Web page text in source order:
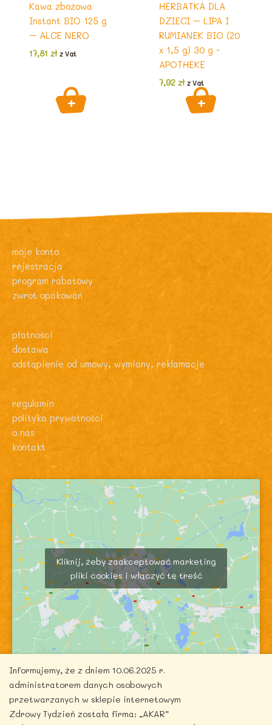
Kawa zbożowa
Instant BIO 125 g
– ALCE NERO
17,81 zł z Vat
HERBATKA DLA
DZIECI – LIPA I
RUMIANEK BIO (20
x 1,5 g) 30 g -
APOTHEKE
7,92 zł z Vat
moje konto
rejestracja
program rabatowy
zwrot opakowań
płatności
dostawa
odstąpienie od umowy, wymiany, reklamacje
regulamin
polityka prywatności
o nas
kontakt
Kliknij, żeby zaakceptować marketing
pliki cookies i włączyć tę treść
Informujemy, że z dniem 10.06.2025 r.
administratorem danych osobowych
przetwarzanych w sklepie internetowym
Zdrowy Tydzień została firma: „AKAR”